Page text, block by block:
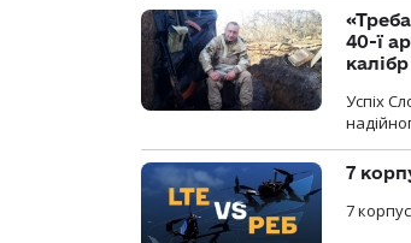
40-ї
Успіх
7
7